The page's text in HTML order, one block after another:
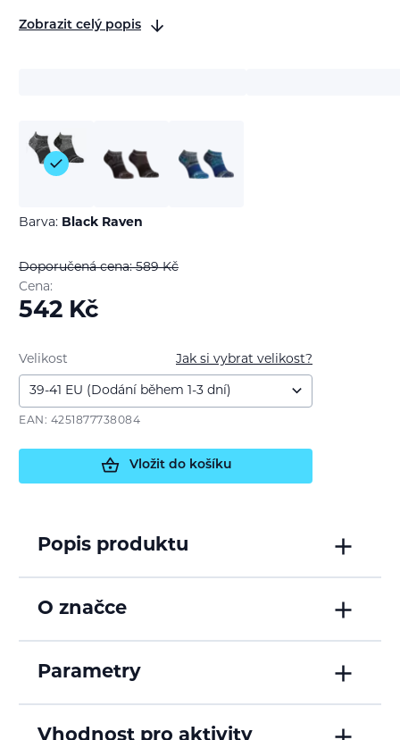
Zobrazit celý popis
Barva: Black Raven
Doporučená cena: 589Kč
Cena:
542 Kč
Jak si vybrat velikost?
Velikost
EAN: 4251877738084
Vložit do košíku
Popis produktu
O značce
Parametry
Vhodnost pro aktivity